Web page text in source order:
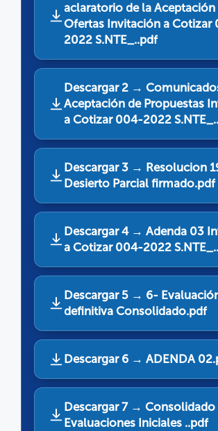
aclaratorio de la Aceptación
Ofertas Invitación a Cotizar
2022 S.NTE_..pdf
Descargar 2 →
Aceptación de Propuestas
a Cotizar 004-2022
Descargar 3 → Resolucion
Desierto Parcial firmado.pdf
Descargar 4 → Adenda 03
a Cotizar 004-2022
Descargar 5 → 6-
definitiva Consolidado.pdf
Descargar 6 → ADENDA
Descargar 7 → Consolidado
Evaluaciones Iniciales ..pdf